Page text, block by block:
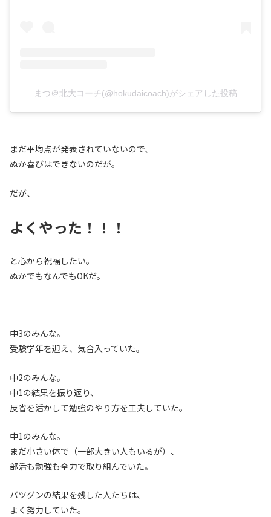
まつ＠北大コーチ(@hokudaicoach)がシェアした投稿
まだ平均点が発表されていないので、
ぬか喜びはできないのだが。
だが、
よくやった！！！
と心から祝福したい。
ぬかでもなんでもOKだ。
中3のみんな。
受験学年を迎え、気合入っていた。
中2のみんな。
中1の結果を振り返り、
反省を活かして勉強のやり方を工夫していた。
中1のみんな。
まだ小さい体で（一部大きい人もいるが）、
部活も勉強も全力で取り組んでいた。
バツグンの結果を残した人たちは、
よく努力していた。